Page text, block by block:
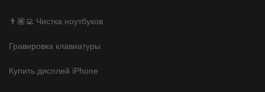
👨🏽‍💻 Чистка ноутбуков
Гравировка клавиатуры
Купить дисплей iPhone